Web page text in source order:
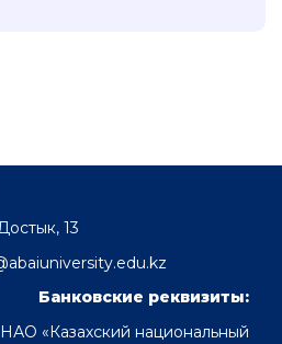
13
Банковские реквизиты:
НАО «Казахский национальный